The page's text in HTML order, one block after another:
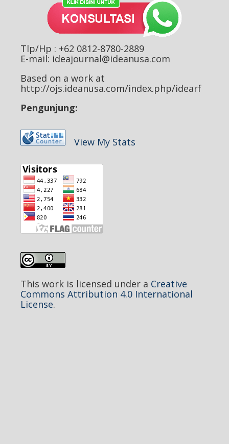
Tlp/Hp : +62 0812-8780-2889
E-mail: ideajournal@ideanusa.com
Based on a work at
http://ojs.ideanusa.com/index.php/idearf
Pengunjung:
View My Stats
This work is licensed under a Creative
Commons Attribution 4.0 International
License.